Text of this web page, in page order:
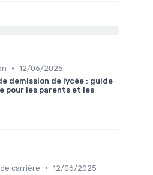
• 12/06/2025
demission de lycée : guide
pour les parents et les
carrière • 12/06/2025